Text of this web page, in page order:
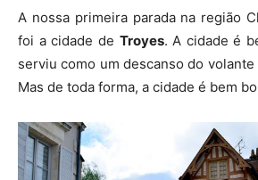
A nossa primeira parada na região
foi a cidade de Troyes. A cidade é
serviu como um descanso do
Mas de toda forma, a cidade é bem